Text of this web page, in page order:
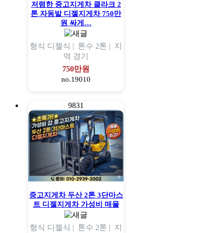
저렴한 중고지게차 클라크 2
톤 자동발 디젤지게차 750만
원 싸게…
형식 디젤식 | 톤수 2톤 | 지
역 경기
750만원
no.19010
9831
중고지게차 두산 2톤 3단마스
트 디젤지게차 가성비 매물
형식 디젤식 | 톤수 2톤 | 지